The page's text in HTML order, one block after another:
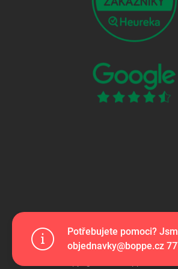
Potřebujete pomoci?
objednavky@boppe.cz